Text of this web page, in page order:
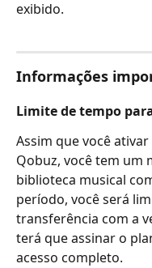
exibido.
Informações
Limite de tempo
Assim que você
Qobuz, você tem um
biblioteca musical
período, você será
transferência com a
terá que assinar o
acesso completo.